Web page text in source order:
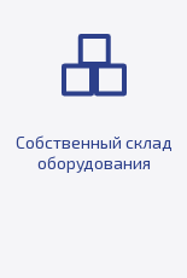
Собственный склад
оборудования